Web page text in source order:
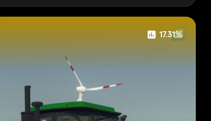
17.31%